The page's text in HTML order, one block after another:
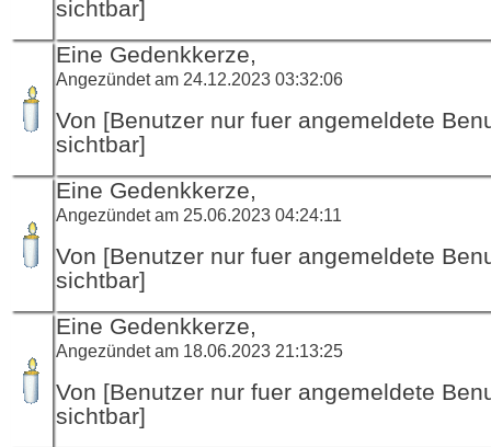
sichtbar]
Eine Gedenkkerze,
Angezündet am 24.12.2023 03:32:06
Von [Benutzer nur fuer angemeldete
sichtbar]
Eine Gedenkkerze,
Angezündet am 25.06.2023 04:24:11
Von [Benutzer nur fuer angemeldete
sichtbar]
Eine Gedenkkerze,
Angezündet am 18.06.2023 21:13:25
Von [Benutzer nur fuer angemeldete
sichtbar]